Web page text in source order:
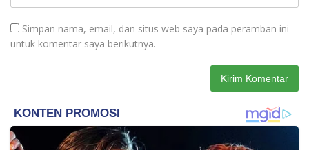
Simpan nama, email, dan situs web saya pada peramban ini
untuk komentar saya berikutnya.